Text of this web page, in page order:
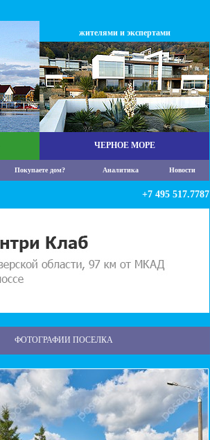
жителями и экспертами
ЧЕРНОЕ МОРЕ
Покупаете дом? Аналитика Новости
+7 495 517.7787
ФОТОГРАФИИ ПОСЕЛКА